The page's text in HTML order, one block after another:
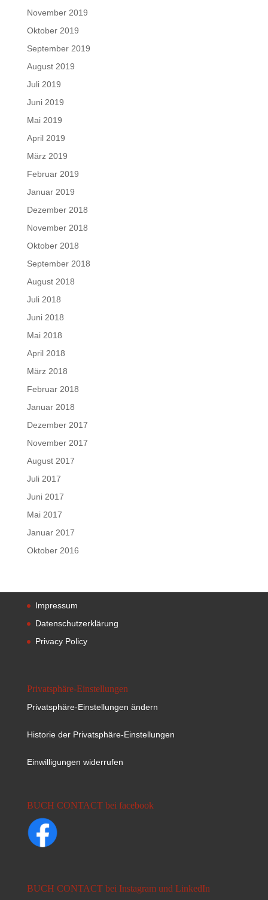
November 2019
Oktober 2019
September 2019
August 2019
Juli 2019
Juni 2019
Mai 2019
April 2019
März 2019
Februar 2019
Januar 2019
Dezember 2018
November 2018
Oktober 2018
September 2018
August 2018
Juli 2018
Juni 2018
Mai 2018
April 2018
März 2018
Februar 2018
Januar 2018
Dezember 2017
November 2017
August 2017
Juli 2017
Juni 2017
Mai 2017
Januar 2017
Oktober 2016
Impressum
Datenschutzerklärung
Privacy Policy
Privatsphäre-Einstellungen
Privatsphäre-Einstellungen ändern
Historie der Privatsphäre-Einstellungen
Einwilligungen widerrufen
BUCH CONTACT bei facebook
BUCH CONTACT bei Instagram und LinkedIn